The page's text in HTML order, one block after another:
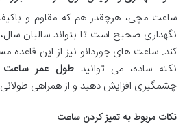
ساعت مچی، هرچقدر هم که مقاوم و
نگهداری صحیح است تا بتواند سالیان
کند. ساعت های جوردانو نیز از این قاعده
نکته ساده، می توانیدطول عمر ساعت
چشمگیری افزایش دهید و از همراهی
نکات مربوط به تمیز کردن ساعت